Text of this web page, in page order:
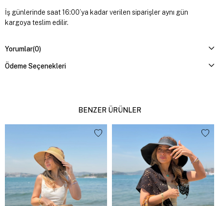
İş günlerinde saat 16:00’ya kadar verilen siparişler aynı gün
kargoya teslim edilir.
Yorumlar(0)
Ödeme Seçenekleri
BENZER ÜRÜNLER